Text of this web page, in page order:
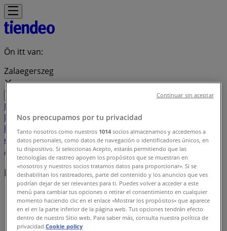
Ön itt van:
Zalaegerszeg
Featured
kiegészítőkElektronikaOtthon, kert és
barkácsolásGyógyszertárak és szépségSportGyermekek
és szabadidőAutók, motorkerékpárok és
alkatrészekÉttermekBankok és szolgáltatások
Helyi márkák
Tiendeo Zalaegerszeg-en»
Márkaindex
Nos preocupamos por tu privacidad
Tanto nosotros como nuestros 1014 socios almacenamos y accedemos a
datos personales, como datos de navegación o identificadores únicos, en
tu dispositivo. Si seleccionas Acepto, estarás permitiendo que las
tecnologías de rastreo apoyen los propósitos que se muestran en
«nosotros y nuestros socios tratamos datos para proporcionar». Si se
deshabilitan los rastreadores, parte del contenido y los anuncios que ves
podrían dejar de ser relevantes para ti. Puedes volver a acceder a este
menú para cambiar tus opciones o retirar el consentimiento en cualquier
momento haciendo clic en el enlace «Mostrar los propósitos» que aparece
en el en la parte inferior de la página web. Tus opciones tendrán efecto
dentro de nuestro Sitio web. Para saber más, consulta nuestra política de
privacidad.Cookie policy
Continuar sin aceptar